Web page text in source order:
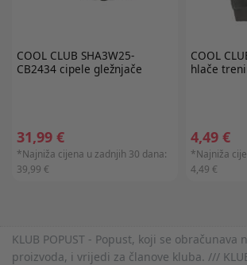
COOL CLUB SHA3W25-
CB2434 cipele gležnjače
31,99 €
*Najniža cijena u zadnjih 30 dana:
39,99 €
COOL
hlače
4,49 €
*Najniža
4,49 €
KLUB POPUST - Popust, koji se obračunava
proizvoda, i vrijedi za članove kluba. ///